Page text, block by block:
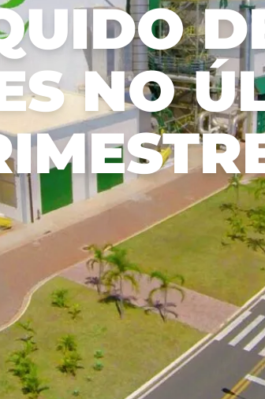
e
Sustentabilidade
Florestal
NO